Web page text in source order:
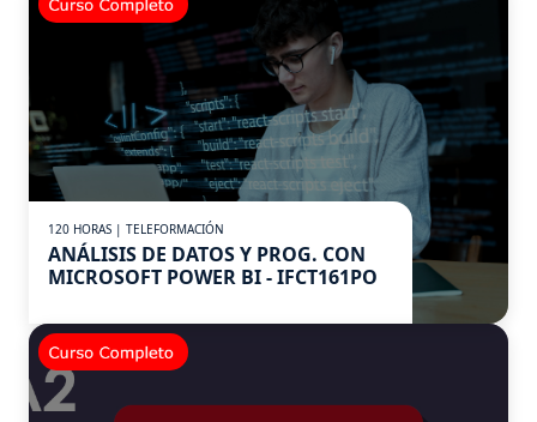
120 HORAS | TELEFORMACIÓN
ANÁLISIS DE DATOS Y PROG. CON
MICROSOFT POWER BI - IFCT161PO